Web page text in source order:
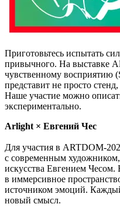
Приготовьтесь испытать
привычного. На выставке
чувственному восприятию
представит не просто
Наше участие можно
экспериментально.
Arlight × Евгений Чес
Для участия в ARTDOM-
с современным
искусства Евгением
в иммерсивное
источником эмоций.
новый смысл.